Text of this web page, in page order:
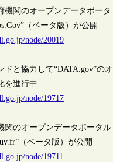
機関のオープンデータポータ
（ベータ版）が公開
node/20019
ドと協力して“DATA.gov”のオ
を進行中
node/19717
関のオープンデータポータル
（ベータ版）が公開
node/19711